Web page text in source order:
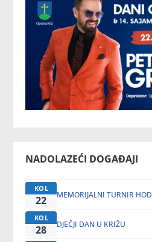
NADOLAZEĆI DOGAĐAJI
KOL
22 MEMORIJALNI TURNIR
KOL
28 DJEČJI DAN U KRIŽU